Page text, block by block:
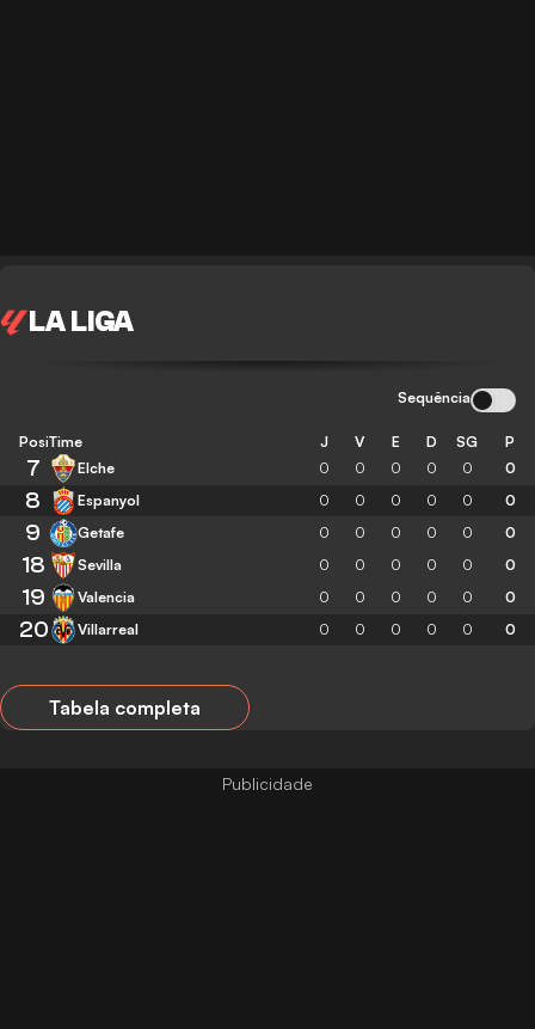
LA LIGA
Sequência
Posição
Time J V E D SG P
7 Elche 0 0 0 0 0 0
8 Espanyol 0 0 0 0 0 0
9 Getafe 0 0 0 0 0 0
18 Sevilla 0 0 0 0 0 0
19 Valencia 0 0 0 0 0 0
20 Villarreal 0 0 0 0 0 0
Tabela completa